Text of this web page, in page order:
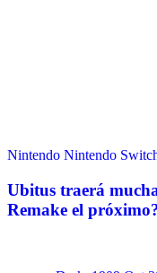
Nintendo Nintendo
Ubitus traerá
Remake el